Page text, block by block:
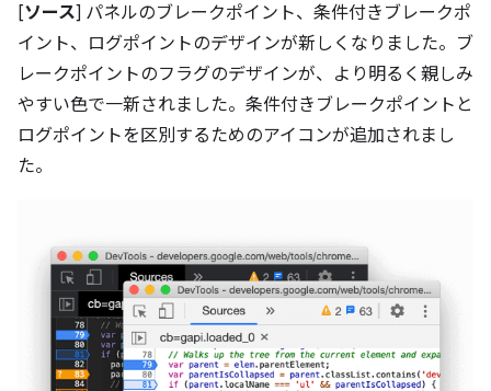
[ソース] パネルのブレークポイント、条件付きブレークポ
イント、ログポイントのデザインが新しくなりました。ブ
レークポイントのフラグのデザインが、より明るく親しみ
やすい色で一新されました。条件付きブレークポイントと
ログポイントを区別するためのアイコンが追加されまし
た。